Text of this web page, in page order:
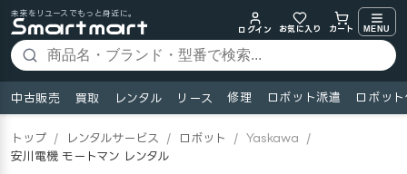
未来をリユースでもっと身近に。
ログイン
お気に入り カート MENU
中古販売 買取 レンタル リース 修理 ロボット派遣 ロボッ
トップ / レンタルサービス / ロボット / Yaskawa
/
安川電機 モートマン レンタル